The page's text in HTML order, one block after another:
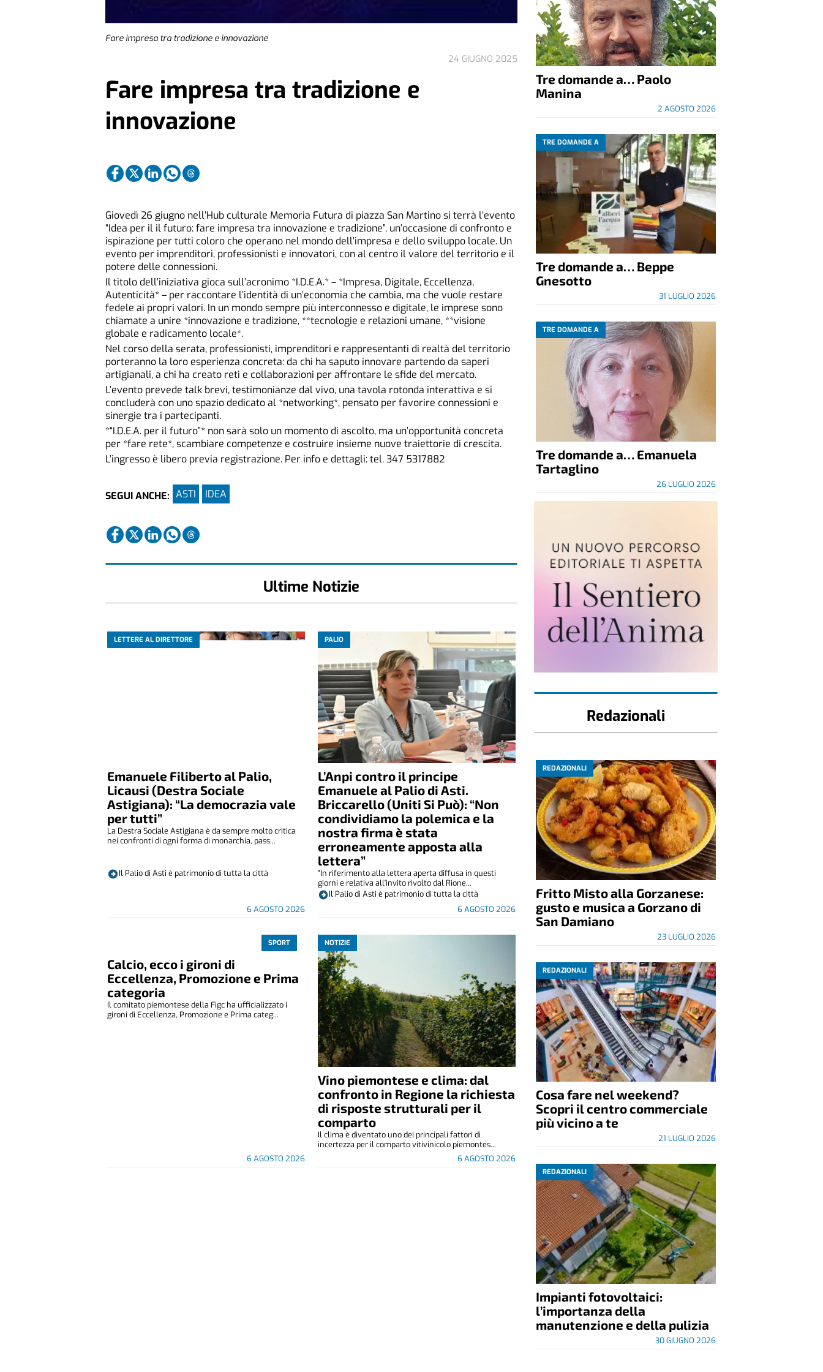
Fare impresa tra tradizione e innovazione
24 GIUGNO 2025
Fare impresa tra tradizione e
innovazione
Giovedì 26 giugno nell’Hub culturale Memoria Futura di piazza San Martino si terrà l’evento
“Idea per il il futuro: fare impresa tra innovazione e tradizione”, un’occasione di confronto e
ispirazione per tutti coloro che operano nel mondo dell’impresa e dello sviluppo locale. Un
evento per imprenditori, professionisti e innovatori, con al centro il valore del territorio e il
potere delle connessioni.
Il titolo dell’iniziativa gioca sull’acronimo *I.D.E.A.* – *Impresa, Digitale, Eccellenza,
Autenticità* – per raccontare l’identità di un’economia che cambia, ma che vuole restare
fedele ai propri valori. In un mondo sempre più interconnesso e digitale, le imprese sono
chiamate a unire *innovazione e tradizione, **tecnologie e relazioni umane, **visione
globale e radicamento locale*.
Nel corso della serata, professionisti, imprenditori e rappresentanti di realtà del territorio
porteranno la loro esperienza concreta: da chi ha saputo innovare partendo da saperi
artigianali, a chi ha creato reti e collaborazioni per affrontare le sfide del mercato.
L’evento prevede talk brevi, testimonianze dal vivo, una tavola rotonda interattiva e si
concluderà con uno spazio dedicato al *networking*, pensato per favorire connessioni e
sinergie tra i partecipanti.
*“I.D.E.A. per il futuro”* non sarà solo un momento di ascolto, ma un’opportunità concreta
per *fare rete*, scambiare competenze e costruire insieme nuove traiettorie di crescita.
L’ingresso è libero previa registrazione. Per info e dettagli: tel. 347 5317882
SEGUI ANCHE: ASTI IDEA
Ultime Notizie
LETTERE AL DIRETTORE
Emanuele Filiberto al Palio,
Licausi (Destra Sociale
Astigiana): “La democrazia vale
per tutti”
6 AGOSTO 2026
La Destra Sociale Astigiana è da sempre molto critica
nei confronti di ogni forma di monarchia, pass...
Il Palio di Asti è patrimonio di tutta la città
PALIO
L’Anpi contro il principe
Emanuele al Palio di Asti.
Briccarello (Uniti Si Può): “Non
condividiamo la polemica e la
nostra firma è stata
erroneamente apposta alla
lettera”
6 AGOSTO 2026
"In riferimento alla lettera aperta diffusa in questi
giorni e relativa all'invito rivolto dal Rione...
Il Palio di Asti è patrimonio di tutta la città
SPORT
Calcio, ecco i gironi di
Eccellenza, Promozione e Prima
categoria
6 AGOSTO 2026
Il comitato piemontese della Figc ha ufficializzato i
gironi di Eccellenza, Promozione e Prima categ...
NOTIZIE
Vino piemontese e clima: dal
confronto in Regione la richiesta
di risposte strutturali per il
comparto
6 AGOSTO 2026
Il clima è diventato uno dei principali fattori di
incertezza per il comparto vitivinicolo piemontes...
Tre domande a… Paolo
Manina
2 AGOSTO 2026
TRE DOMANDE A
Tre domande a… Beppe
Gnesotto
31 LUGLIO 2026
TRE DOMANDE A
Tre domande a… Emanuela
Tartaglino
26 LUGLIO 2026
Redazionali
REDAZIONALI
Fritto Misto alla Gorzanese:
gusto e musica a Gorzano di
San Damiano
23 LUGLIO 2026
REDAZIONALI
Cosa fare nel weekend?
Scopri il centro commerciale
più vicino a te
21 LUGLIO 2026
REDAZIONALI
Impianti fotovoltaici:
l’importanza della
manutenzione e della pulizia
30 GIUGNO 2026